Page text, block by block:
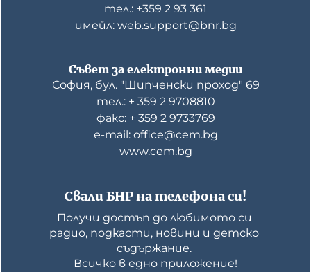
тел.: +359 2 93 361
имейл: web.support@bnr.bg
Свали БНР на телефона си!
Получи достъп до любимото си
радио, подкасти, новини и детско
съдържание.
Всичко в едно приложение!
Съвет за електронни медии
София, бул. "Шипченски проход" 69
тел.: + 359 2 9708810
факс: + 359 2 9733769
е-mail: office@cem.bg
www.cem.bg